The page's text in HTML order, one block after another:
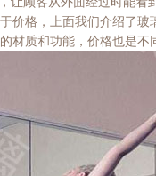
价格，上面我们介绍了
质和功能，价格也是不